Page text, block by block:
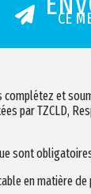
et
par TZCLD,
sont
en matière